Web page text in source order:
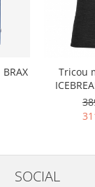
Tricou
SOCIAL